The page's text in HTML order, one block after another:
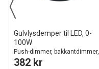
Gulvlysdemper til LED, 0-
100W
Push-dimmer, bakkantdimmer,
sort
382 kr